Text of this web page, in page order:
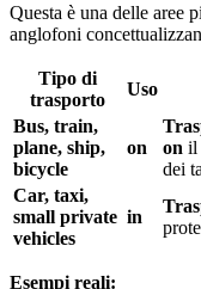
Questa è una delle aree
anglofoni
Tipo di
trasporto
Uso
Bus, train,
plane, ship,
bicycle
on
on il
dei
Car, taxi,
small private
vehicles
in
Esempi reali: